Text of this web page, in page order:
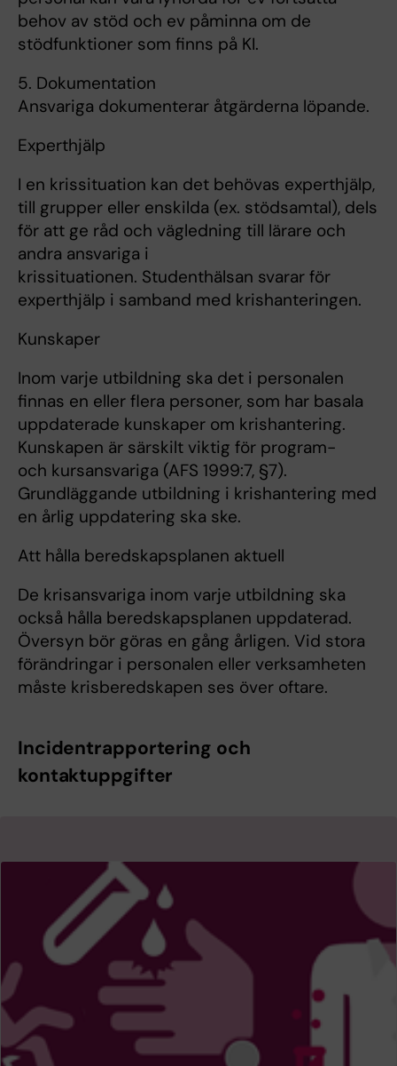
behov av stöd och ev påminna om de
stödfunktioner som finns på KI.
5. Dokumentation
Ansvariga dokumenterar åtgärderna löpande.
Experthjälp
I en krissituation kan det behövas experthjälp,
till grupper eller enskilda (ex. stödsamtal), dels
för att ge råd och vägledning till lärare och
andra ansvariga i
krissituationen. Studenthälsan svarar för
experthjälp i samband med krishanteringen.
Kunskaper
Inom varje utbildning ska det i personalen
finnas en eller flera personer, som har basala
uppdaterade kunskaper om krishantering.
Kunskapen är särskilt viktig för program-
och kursansvariga (AFS 1999:7, §7).
Grundläggande utbildning i krishantering med
en årlig uppdatering ska ske.
Att hålla beredskapsplanen aktuell
De krisansvariga inom varje utbildning ska
också hålla beredskapsplanen uppdaterad.
Översyn bör göras en gång årligen. Vid stora
förändringar i personalen eller verksamheten
måste krisberedskapen ses över oftare.
Incidentrapportering och
kontaktuppgifter